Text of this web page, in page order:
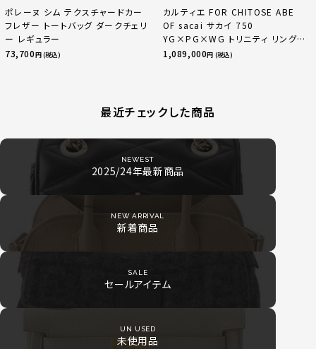
ポレーヌ シム テクスチャードカー
フレザー トートバッグ ダークチェリ
ー レギュラー
73,700円 (税込)
カルティエ FOR CHITOSE ABE
OF sacai サカイ 750
YG×PG×WG トリニティ リング
指輪 マルチカラー 50 51 52
1,089,000円 (税込)
最近チェックした商品
NEWEST
2025/24年最新商品
NEW ARRIVAL
新着商品
SALE
セールアイテム
UN USED
未使用品